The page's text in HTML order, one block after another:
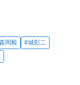
岡毅
#城彰二